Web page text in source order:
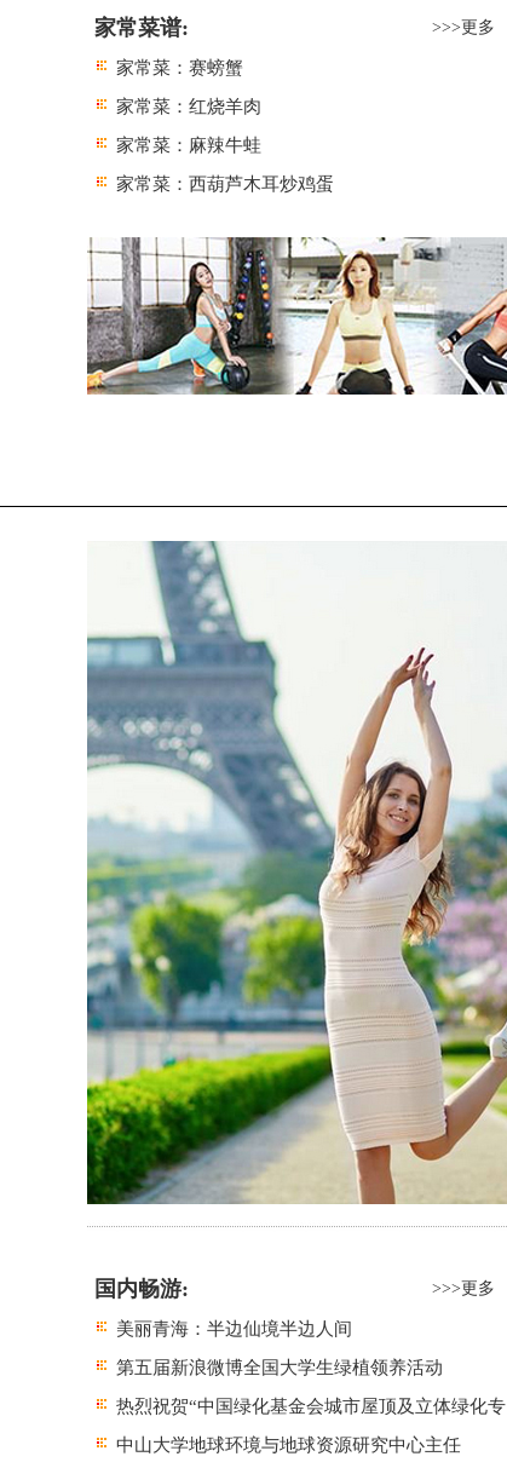
家常菜谱: >>>更多
家常菜：赛螃蟹
家常菜：红烧羊肉
家常菜：麻辣牛蛙
家常菜：西葫芦木耳炒鸡蛋
国内畅游: >>>更多
美丽青海：半边仙境半边人间
第五届新浪微博全国大学生绿植领养活动
热烈祝贺“中国绿化基金会城市屋顶及立体绿化专
中山大学地球环境与地球资源研究中心主任